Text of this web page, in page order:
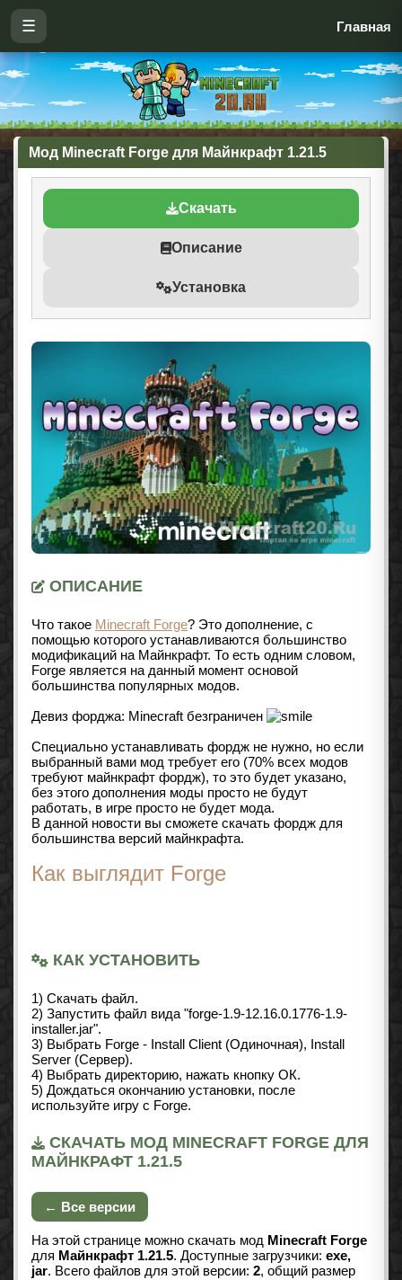
☰ Главная
Мод Minecraft Forge для Майнкрафт 1.21.5
Скачать
Описание
Установка
ОПИСАНИЕ
Что такое Minecraft Forge? Это дополнение, с
помощью которого устанавливаются большинство
модификаций на Майнкрафт. То есть одним словом,
Forge является на данный момент основой
большинства популярных модов.
Девиз форджа: Minecraft безграничен
Специально устанавливать фордж не нужно, но если
выбранный вами мод требует его (70% всех модов
требуют майнкрафт фордж), то это будет указано,
без этого дополнения моды просто не будут
работать, в игре просто не будет мода.
В данной новости вы сможете скачать фордж для
большинства версий майнкрафта.
Как выглядит Forge
КАК УСТАНОВИТЬ
1) Скачать файл.
2) Запустить файл вида "forge-1.9-12.16.0.1776-1.9-
installer.jar".
3) Выбрать Forge - Install Client (Одиночная), Install
Server (Сервер).
4) Выбрать директорию, нажать кнопку ОК.
5) Дождаться окончанию установки, после
используйте игру с Forge.
СКАЧАТЬ МОД MINECRAFT FORGE ДЛЯ
МАЙНКРАФТ 1.21.5
← Все версии
На этой странице можно скачать мод Minecraft Forge
для Майнкрафт 1.21.5. Доступные загрузчики: exe,
jar. Всего файлов для этой версии: 2, общий размер